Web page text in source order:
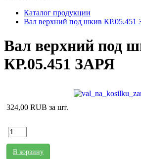
Каталог продукции
Вал верхний под шкив КР.05.451
Вал верхний под
КР.05.451 ЗАРЯ
324,00 RUB за шт.
В корзину